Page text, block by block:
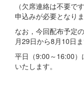
（欠席連絡は不要で
申込みが必要となりま
なお，今回配布予定
月29日から8月10日
平日（9:00～16:00
いたします。